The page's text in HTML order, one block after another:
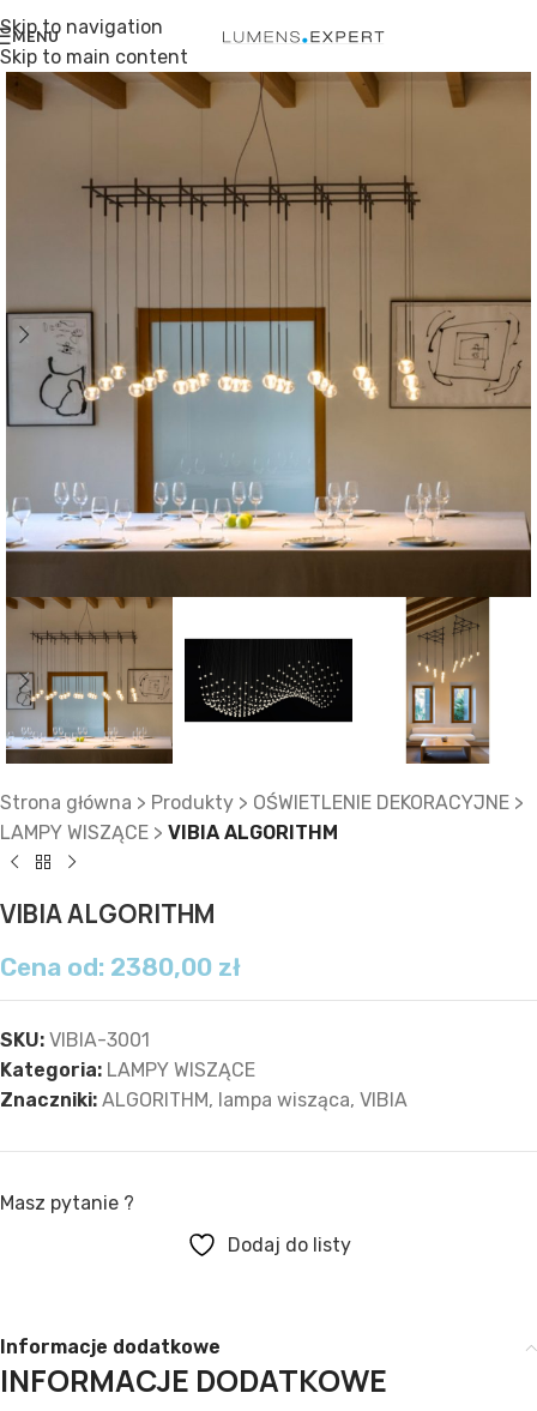
Skip to navigation
Skip to main content
MENU
Strona główna > Produkty > OŚWIETLENIE DEKORACYJNE >
LAMPY WISZĄCE > VIBIA ALGORITHM
VIBIA ALGORITHM
Cena od: 2380,00 zł
SKU: VIBIA-3001
Kategoria: LAMPY WISZĄCE
Znaczniki: ALGORITHM, lampa wisząca, VIBIA
Masz pytanie ?
Dodaj do listy
Informacje dodatkowe
INFORMACJE DODATKOWE